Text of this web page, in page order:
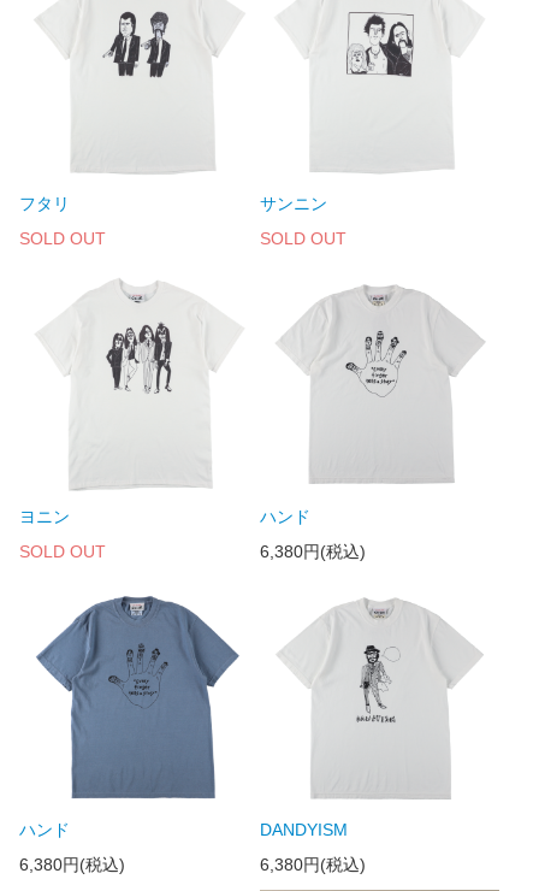
フタリ
SOLD OUT
サンニン
SOLD OUT
ヨニン
SOLD OUT
ハンド
6,380円(税込)
ハンド
6,380円(税込)
DANDYISM
6,380円(税込)